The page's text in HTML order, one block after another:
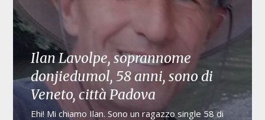
Ilan Lavolpe, soprannome
donjiedumol, 58 anni, sono di
Veneto, città Padova
Ehi! Mi chiamo Ilan. Sono un ragazzo single 58 di